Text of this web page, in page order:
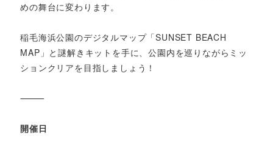
めの舞台に変わります。
稲毛海浜公園のデジタルマップ「SUNSET BEACH
MAP」と謎解きキットを手に、公園内を巡りながらミッ
ションクリアを目指しましょう！
⸻
開催日